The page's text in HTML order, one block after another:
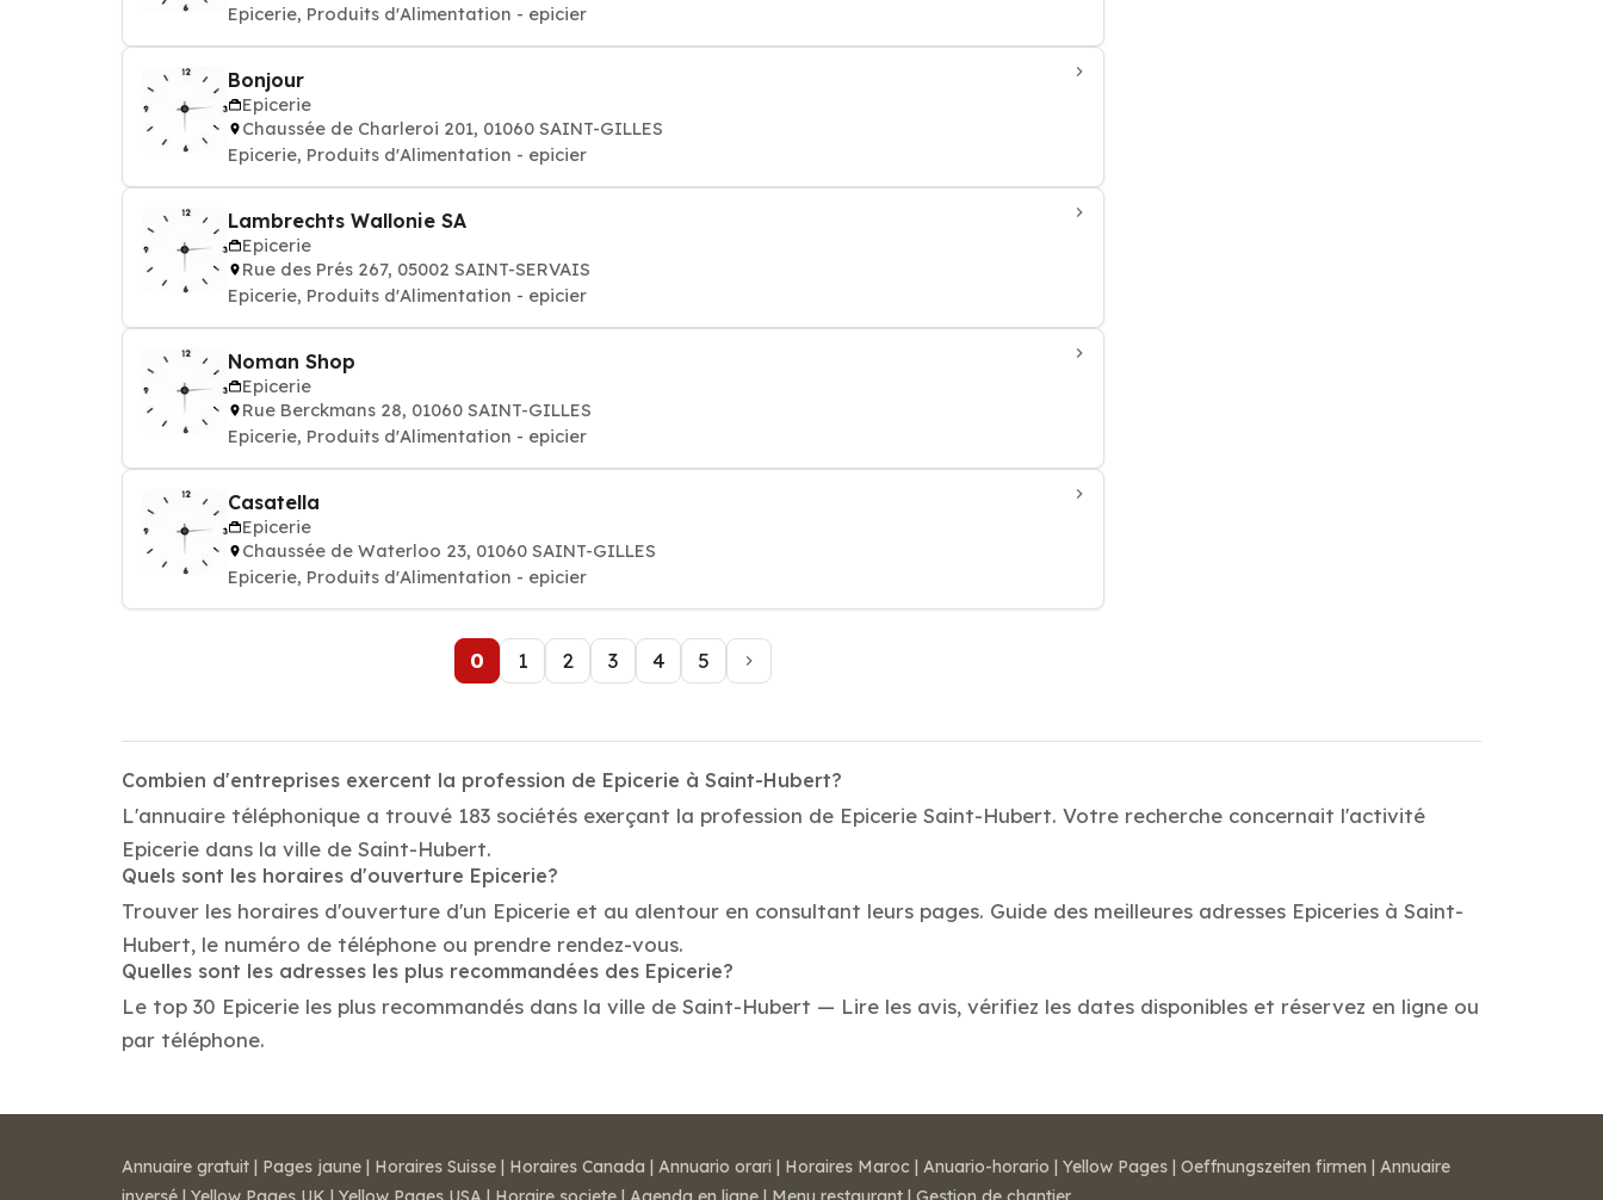
Epicerie, Produits d'Alimentation - epicier
Bonjour
Epicerie
Chaussée de Charleroi 201, 01060 SAINT-GILLES
Epicerie, Produits d'Alimentation - epicier
Lambrechts Wallonie SA
Epicerie
Rue des Prés 267, 05002 SAINT-SERVAIS
Epicerie, Produits d'Alimentation - epicier
Noman Shop
Epicerie
Rue Berckmans 28, 01060 SAINT-GILLES
Epicerie, Produits d'Alimentation - epicier
Casatella
Epicerie
Chaussée de Waterloo 23, 01060 SAINT-GILLES
Epicerie, Produits d'Alimentation - epicier
0 1 2 3 4 5
Combien d'entreprises exercent la profession de Epicerie à Saint-Hubert?
L'annuaire téléphonique a trouvé 183 sociétés exerçant la profession de Epicerie Saint-Hubert. Votre recherche concernait l'activité
Epicerie dans la ville de Saint-Hubert.
Quels sont les horaires d'ouverture Epicerie?
Trouver les horaires d'ouverture d'un Epicerie et au alentour en consultant leurs pages. Guide des meilleures adresses Epiceries à Saint-
Hubert, le numéro de téléphone ou prendre rendez-vous.
Quelles sont les adresses les plus recommandées des Epicerie?
Le top 30 Epicerie les plus recommandés dans la ville de Saint-Hubert — Lire les avis, vérifiez les dates disponibles et réservez en ligne ou
par téléphone.
Annuaire gratuit | Pages jaune | Horaires Suisse | Horaires Canada | Annuario orari | Horaires Maroc | Anuario-horario | Yellow Pages | Oeffnungszeiten firmen | Annuaire